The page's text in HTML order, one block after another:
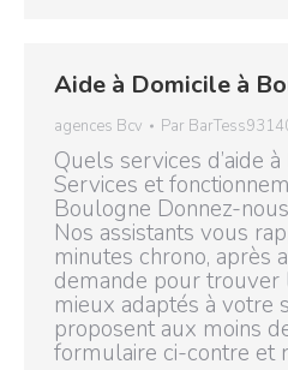
Aide à Domicile à
agences Bcv Par
Quels services d’aide
Services et
Boulogne Donnez-
Nos assistants vous
minutes chrono, après
demande pour trouver
mieux adaptés à votre
proposent aux moins
formulaire ci-contre et